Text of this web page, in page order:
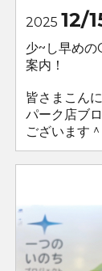
2025 12/
少~し早め
案内！
皆さまこん
パーク店ブ
ございます